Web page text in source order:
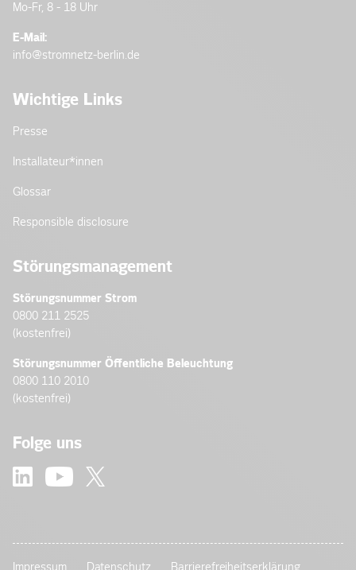
Mo-Fr, 8 - 18 Uhr
E-Mail:
info@stromnetz-berlin.de
Wichtige Links
Presse
Installateur­*innen
Glossar
Responsible disclosure
Störungsmanagement
Störungsnummer Strom
0800 211 2525
(kostenfrei)
Störungsnummer Öffentliche Beleuchtung
0800 110 2010
(kostenfrei)
Folge uns
Impressum Datenschutz Barrierefreiheitserklärung